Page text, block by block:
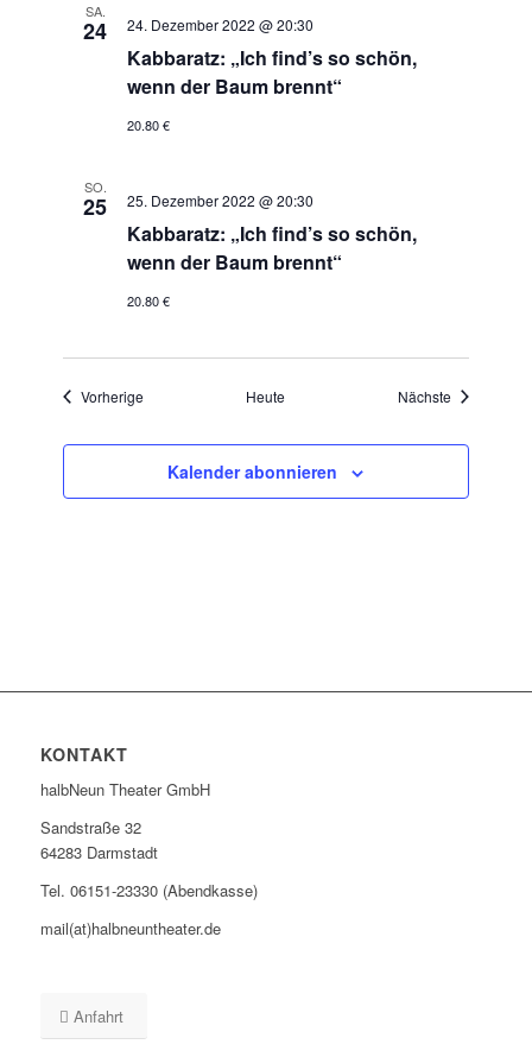
SA.
24 24. Dezember 2022 @ 20:30
Kabbaratz: „Ich find’s so schön,
wenn der Baum brennt“
20.80 €
SO.
25 25. Dezember 2022 @ 20:30
Kabbaratz: „Ich find’s so schön,
wenn der Baum brennt“
20.80 €
Vorherige VeranstaltungenHeute Nächste
Kalender abonnieren
KONTAKT
halbNeun Theater GmbH
Sandstraße 32
64283 Darmstadt
Tel. 06151-23330 (Abendkasse)
mail(at)halbneuntheater.de
Anfahrt